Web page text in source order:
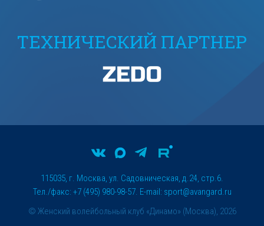
ТЕХНИЧЕСКИЙ ПАРТНЕР
© Женский волейбольный клуб «Динамо» (Москва), 2026
115035, г. Москва, ул. Садовническая, д.24, стр.6.
Тел./факс: +7 (495) 980-98-57. E-mail: sport@avangard.ru